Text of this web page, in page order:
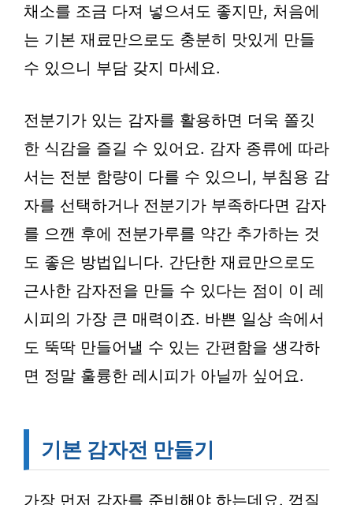
채소를 조금 다져 넣으셔도 좋지만, 처음에
는 기본 재료만으로도 충분히 맛있게 만들
수 있으니 부담 갖지 마세요.
전분기가 있는 감자를 활용하면 더욱 쫄깃
한 식감을 즐길 수 있어요. 감자 종류에 따라
서는 전분 함량이 다를 수 있으니, 부침용 감
자를 선택하거나 전분기가 부족하다면 감자
를 으깬 후에 전분가루를 약간 추가하는 것
도 좋은 방법입니다. 간단한 재료만으로도
근사한 감자전을 만들 수 있다는 점이 이 레
시피의 가장 큰 매력이죠. 바쁜 일상 속에서
도 뚝딱 만들어낼 수 있는 간편함을 생각하
면 정말 훌륭한 레시피가 아닐까 싶어요.
기본 감자전 만들기
가장 먼저 감자를 준비해야 하는데요. 껍질